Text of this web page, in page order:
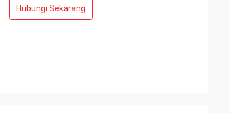
Hubungi Sekarang